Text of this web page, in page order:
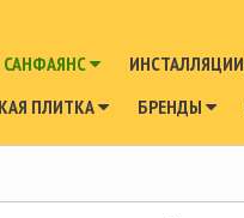
САНФАЯНС ИНСТАЛЛЯЦИИ
ПЛИТКА БРЕНДЫ